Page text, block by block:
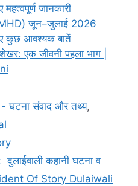
महत्वपूर्ण जानकारी
जून–जुलाई 2026
लिए कुछ आवश्यक बातें
एक जीवनी पहला भाग |
घटना संवाद और तथ्य,
कहानी घटना व
Of Story Dulaiwali